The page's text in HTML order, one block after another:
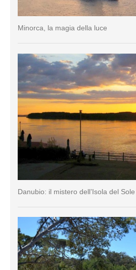
Minorca, la magia della luce
Danubio: il mistero dell’Isola del Sole